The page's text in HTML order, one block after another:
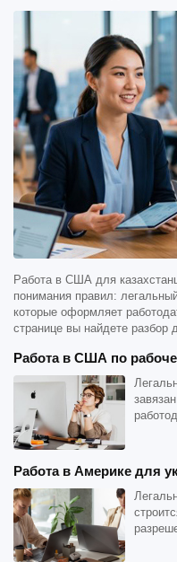
Работа в США для
понимания правил:
которые оформляет
странице вы найдете разбор
Работа в США по
Работа в Америке для